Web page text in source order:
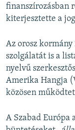
finanszírozásban
kiterjesztette a
Az orosz kormány
szolgálatát is a
nyelvű
Amerika Hangja
közösen
A Szabad Európa